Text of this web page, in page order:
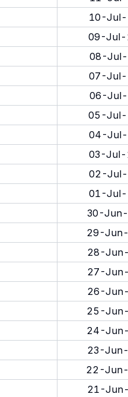
10-Jul-
09-Jul-
08-Jul-
07-Jul-
06-Jul-
05-Jul-
04-Jul-
03-Jul-
02-Jul-
01-Jul-
30-
29-
28-
27-
26-
25-
24-
23-
22-
21-